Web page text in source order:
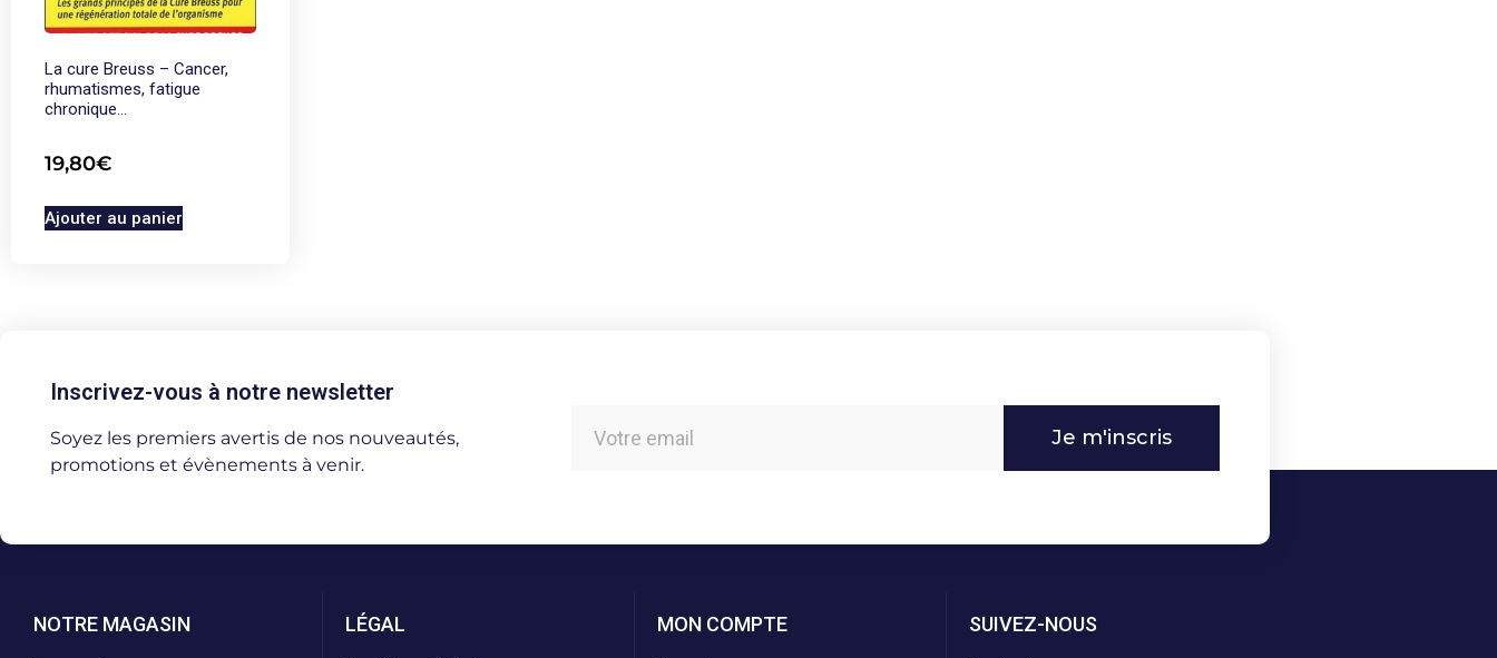
La cure Breuss – Cancer,
rhumatismes, fatigue
chronique…
19,80€
Ajouter au panier
Inscrivez-vous à notre newsletter
Soyez les premiers avertis de nos nouveautés,
promotions et évènements à venir.
Je m'inscris
NOTRE MAGASIN LÉGAL MON COMPTE SUIVEZ-NOUS